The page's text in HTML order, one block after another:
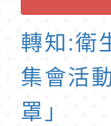
「115
訓練
育專
錄取
民小
理人
轉知:衛
集會活
罩」